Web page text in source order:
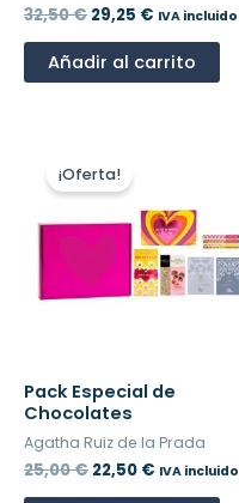
32,50€ 29,25 € IVA incluido
Añadir al carrito
Pack Especial de
Chocolates
Agatha Ruiz de la Prada
25,00€
precio
original
25,00 €.
22,50 €
es:
22,50 €.
IVA incluido
¡Oferta!